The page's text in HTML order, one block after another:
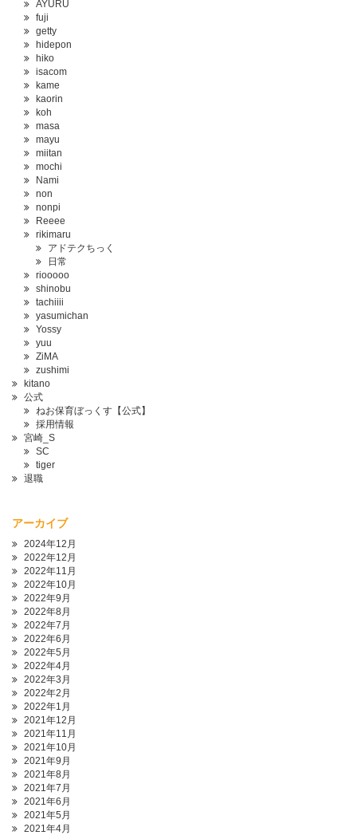
AYURU
fuji
getty
hidepon
hiko
isacom
kame
kaorin
koh
masa
mayu
miitan
mochi
Nami
non
nonpi
Reeee
rikimaru
アドテクちっく
日常
riooooo
shinobu
tachiiii
yasumichan
Yossy
yuu
ZiMA
zushimi
kitano
公式
ねお保育ぼっくす【公式】
採用情報
宮崎_S
SC
tiger
退職
アーカイブ
2024年12月
2022年12月
2022年11月
2022年10月
2022年9月
2022年8月
2022年7月
2022年6月
2022年5月
2022年4月
2022年3月
2022年2月
2022年1月
2021年12月
2021年11月
2021年10月
2021年9月
2021年8月
2021年7月
2021年6月
2021年5月
2021年4月